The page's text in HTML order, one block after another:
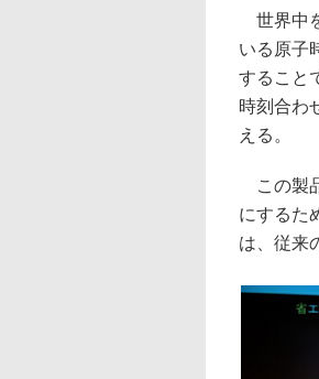
世界中
いる原子
すること
時刻合わ
える。
この製
にするた
は、従来